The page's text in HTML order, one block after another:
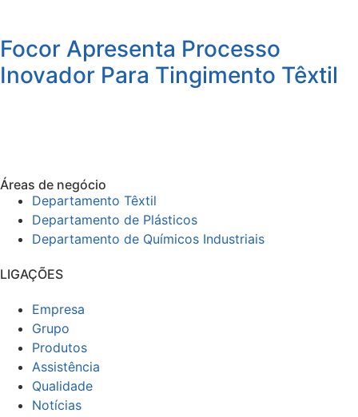
Focor Apresenta Processo
Inovador Para Tingimento Têxtil
Áreas de negócio
Departamento Têxtil
Departamento de Plásticos
Departamento de Químicos Industriais
LIGAÇÕES
Empresa
Grupo
Produtos
Assistência
Qualidade
Notícias